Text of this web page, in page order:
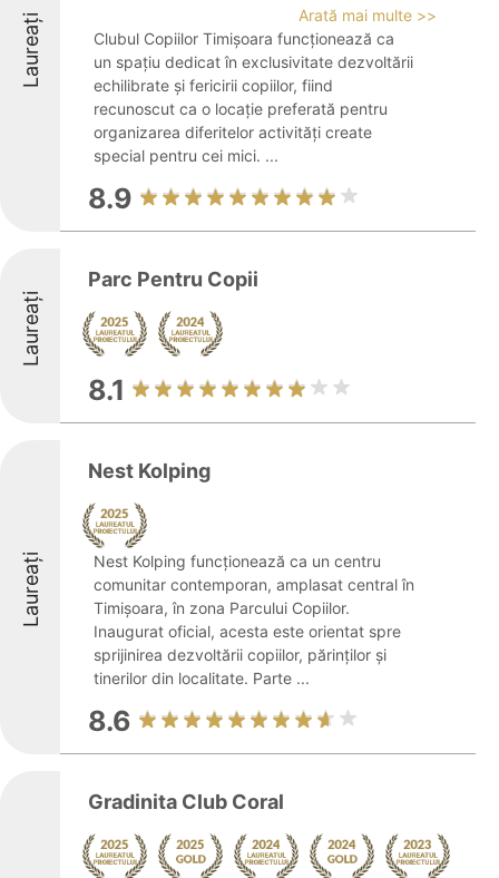
Laureați
Arată mai multe >>
Clubul Copiilor Timișoara funcționează ca
un spațiu dedicat în exclusivitate dezvoltării
echilibrate și fericirii copiilor, fiind
recunoscut ca o locație preferată pentru
organizarea diferitelor activități create
special pentru cei mici. ...
8.9
Laureați
Parc Pentru Copii
8.1
Laureați
Nest Kolping
Nest Kolping funcționează ca un centru
comunitar contemporan, amplasat central în
Timișoara, în zona Parcului Copiilor.
Inaugurat oficial, acesta este orientat spre
sprijinirea dezvoltării copiilor, părinților și
tinerilor din localitate. Parte ...
8.6
Gradinita Club Coral